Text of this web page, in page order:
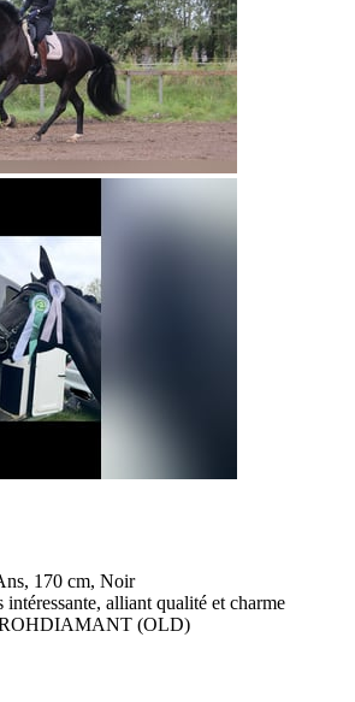
170 cm, Noir
intéressante, alliant qualité et charme
(OLD)